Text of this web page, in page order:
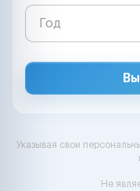
Указывая свои
Не